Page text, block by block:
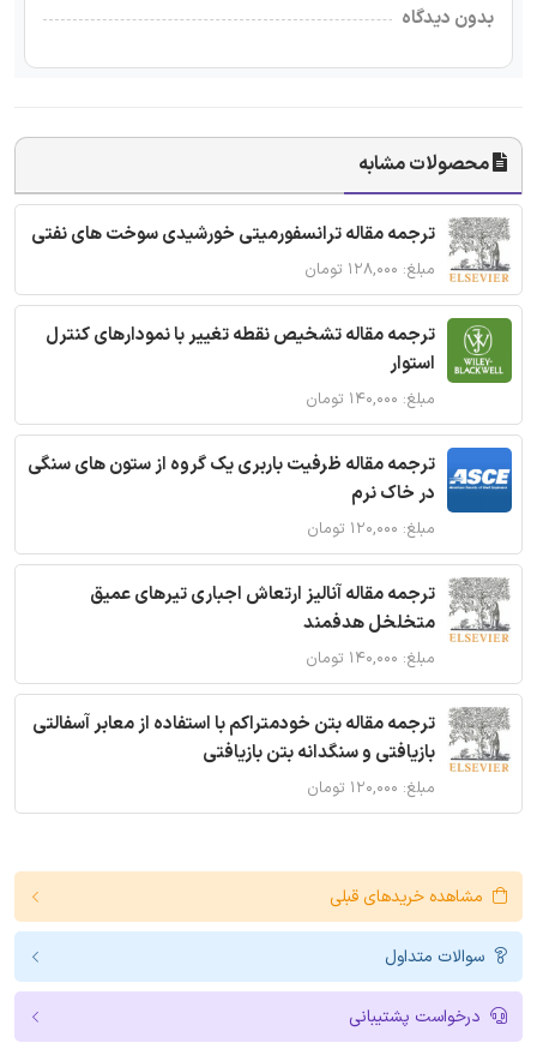
بدون دیدگاه
محصولات مشابه
ترجمه مقاله ترانسفورمیتی خورشیدی سوخت های نفتی
مبلغ: ۱۲۸,۰۰۰ تومان
ترجمه مقاله تشخیص نقطه تغییر با نمودارهای کنترل
استوار
مبلغ: ۱۴۰,۰۰۰ تومان
ترجمه مقاله ظرفیت باربری یک گروه از ستون های سنگی
در خاک نرم
مبلغ: ۱۲۰,۰۰۰ تومان
ترجمه مقاله آنالیز ارتعاش اجباری تیرهای عمیق
متخلخل هدفمند
مبلغ: ۱۴۰,۰۰۰ تومان
ترجمه مقاله بتن خودمتراکم با استفاده از معابر آسفالتی
بازیافتی و سنگدانه بتن بازیافتی
مبلغ: ۱۲۰,۰۰۰ تومان
مشاهده خریدهای قبلی
سوالات متداول
درخواست پشتیبانی